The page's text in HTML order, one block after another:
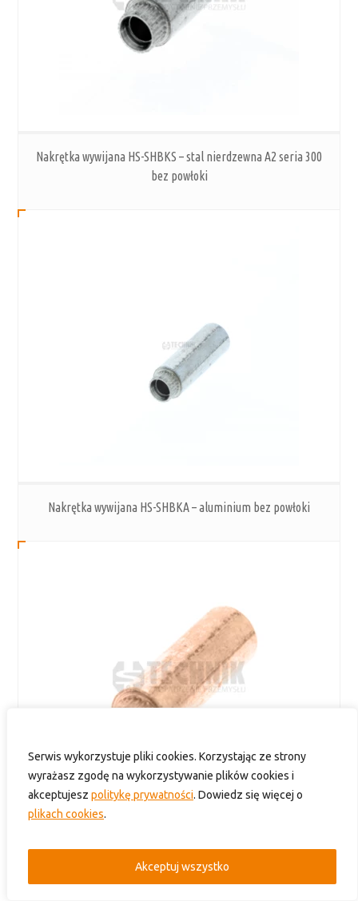
Serwis wykorzystuje pliki cookies. Korzystając ze strony
wyrażasz zgodę na wykorzystywanie plików cookies i
akceptujesz politykę prywatności. Dowiedz się więcej o
plikach cookies.
Akceptuj wszystko
Nakrętka wywijana HS-SHBKS – stal nierdzewna A2 seria 300
bez powłoki
Nakrętka wywijana HS-SHBKA – aluminium bez powłoki